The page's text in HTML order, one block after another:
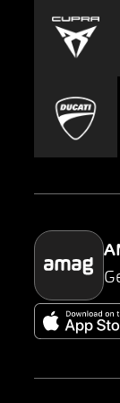
Europcar
Carsharing
Mobility-
Parking
Presse